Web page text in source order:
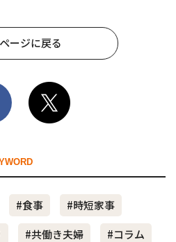
ージに戻る
#食事
#時短家事
#共働き夫婦
#コラム